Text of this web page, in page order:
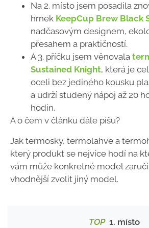
Na 2. místo jsem posadila
hrnek KeepCup Brew Black
nadčasovým designem,
přesahem a praktičností.
A 3. příčku jsem věnovala
Sustained Knight, která je
oceli bez jediného kousku
a udrží studený nápoj až 20
hodin.
A o čem v článku dále píšu?
Jak termosky, termolahve a
který produkt se nejvíce hodí na
vám může konkretné model
vhodnější zvolit jiný model.
TOP1. místo